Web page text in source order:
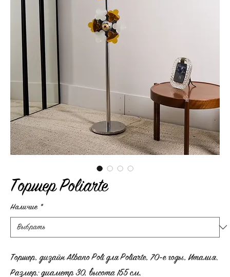
Торшер Poliarte
Наличие *
Торшер, дизайн Albano Poli для Poliarte, 70-е годы, Италия.
Размер: диаметр 30, высота 155 см.